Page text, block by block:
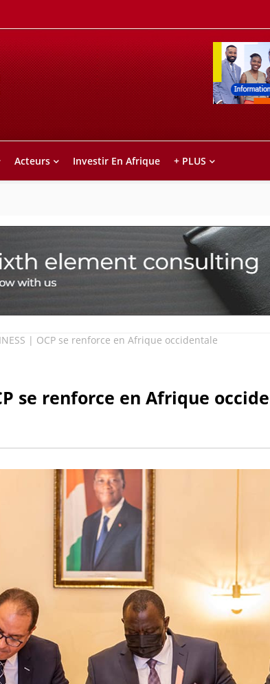
Acteurs Investir En Afrique + PLUS
| OCP se renforce en Afrique occidentale
se renforce en Afrique